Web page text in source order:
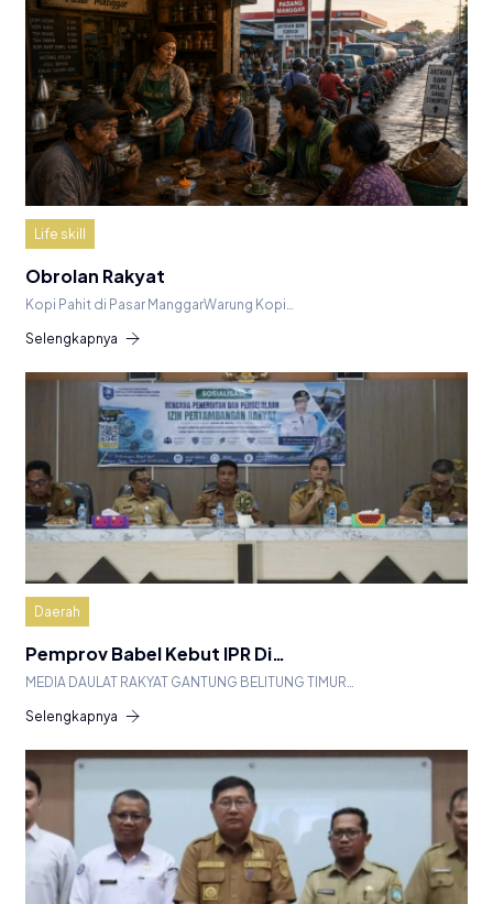
Life skill
Obrolan Rakyat
Kopi Pahit di Pasar ManggarWarung Kopi…
Selengkapnya
Daerah
Pemprov Babel Kebut IPR Di…
MEDIA DAULAT RAKYAT GANTUNG BELITUNG TIMUR…
Selengkapnya